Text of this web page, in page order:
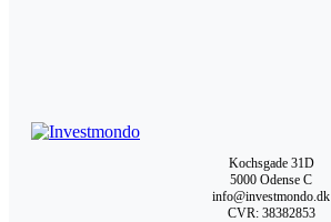
Kochsgade 31D
5000 Odense C
info@investmondo.dk
CVR: 38382853